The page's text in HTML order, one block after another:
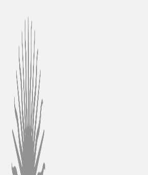
contenido